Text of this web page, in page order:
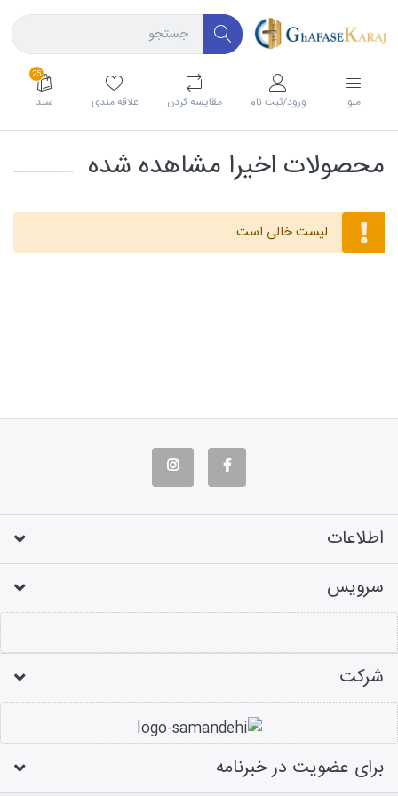
منو ورود/ثبت نام مقايسه كردن علاقه مندی
25
سبد
محصولات اخیرا مشاهده شده
لیست خالی است
اطلاعات
سرویس
شرکت
برای عضویت در خبرنامه